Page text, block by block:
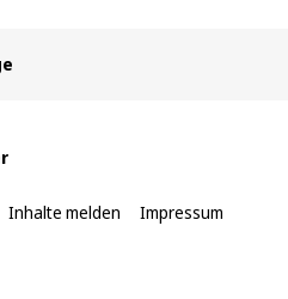
Inhalte melden Impressum